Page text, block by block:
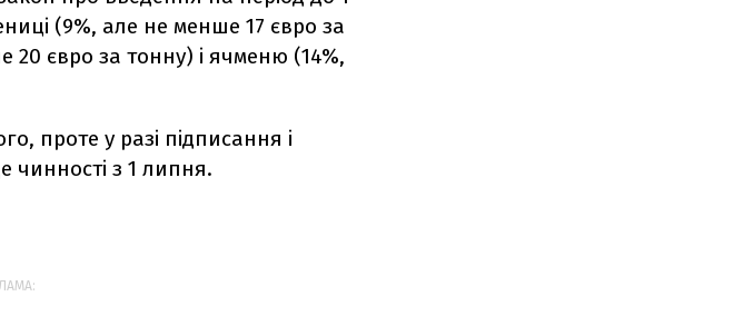
(9%, але не менше 17 євро за
20 євро за тонну) i ячменю (14%,
проте у разi пiдписання i
чинностi з 1 липня.